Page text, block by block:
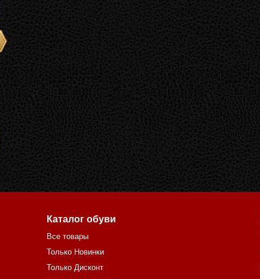
Каталог обуви
Все товары
Только Новинки
Только Дисконт